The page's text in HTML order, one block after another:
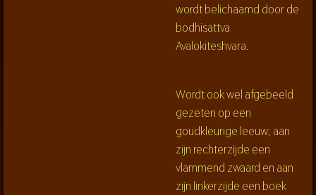
wordt belichaamd door de
bodhisattva
Avalokiteshvara.
Wordt ook wel afgebeeld
gezeten op een
goudkleurige leeuw; aan
zijn rechterzijde een
vlammend zwaard en aan
zijn linkerzijde een boek